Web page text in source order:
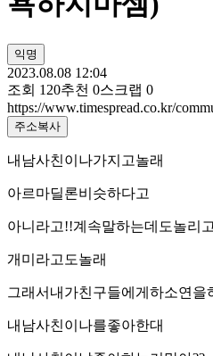
익명
2023.08.08 12:04
조회 120추천 0스크랩 0
https://www.timespread.co.kr/
주소복사
내남사친이나가지고놀래
아르마딜론비슷하다고
아니라고!!계속말하는데도놀리고
개미라고도놀래
그래서내가친구들에게하소연을
내남사친이나를좋아한대